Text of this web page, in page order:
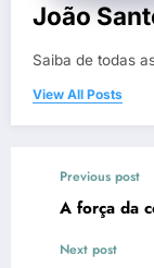
João
Saiba de todas
View All Posts
Previous post
A força da
Next post